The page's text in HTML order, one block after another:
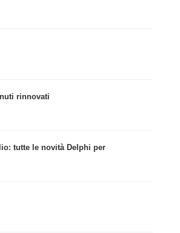
rinnovati
tutte le novità Delphi per